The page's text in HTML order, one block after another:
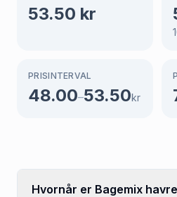
53.50 kr
PRISINTERVAL
48.00–53.50kr
Hvornår er Bagemix